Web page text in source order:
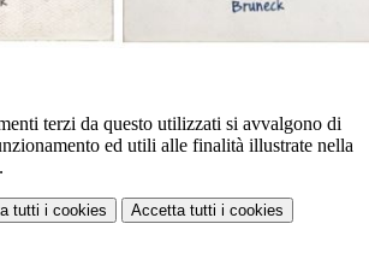
terzi da questo utilizzati si avvalgono di
ed utili alle finalità illustrate nella
.
tutti i cookies Accetta tutti i cookies